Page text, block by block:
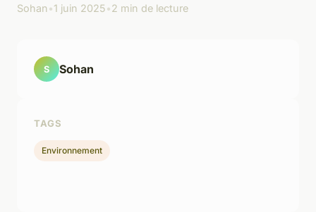
Sohan•1 juin 2025•2 min de lecture
S Sohan
TAGS
Environnement